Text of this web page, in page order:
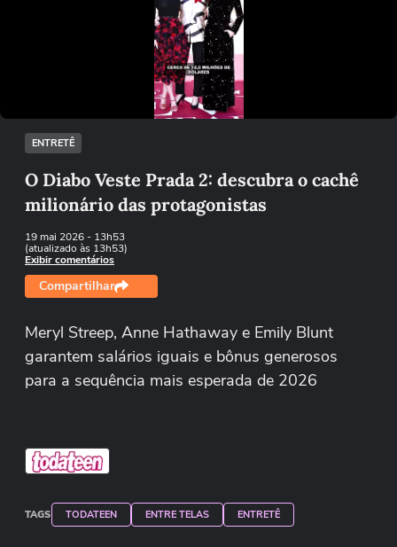
Não foi possível reproduzir o vídeo
Tentar novamente
ENTRETÊ
O Diabo Veste Prada 2: descubra o cachê
milionário das protagonistas
19 mai 2026- 13h53
(atualizado às 13h53)
Exibir comentários
Compartilhar
Meryl Streep, Anne Hathaway e Emily Blunt
garantem salários iguais e bônus generosos
para a sequência mais esperada de 2026
TAGS TODATEEN ENTRE TELAS ENTRETÊ